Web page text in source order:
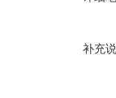
补充